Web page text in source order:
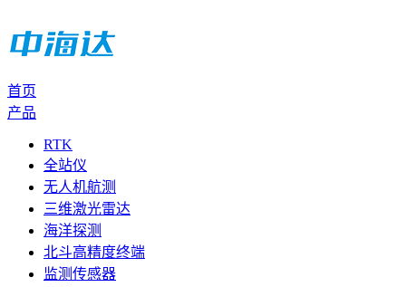
首页
产品
RTK
全站仪
无人机航测
三维激光雷达
海洋探测
北斗高精度终端
监测传感器